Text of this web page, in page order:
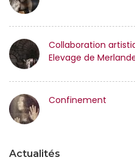
Collaboration
Elevage de
Confinement
Actualités